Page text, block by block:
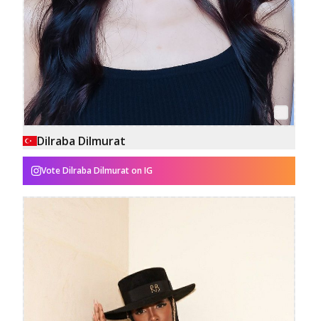
Dilraba Dilmurat
VoteDilraba Dilmuraton IG